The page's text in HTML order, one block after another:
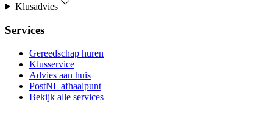
Klusadvies
Services
Gereedschap huren
Klusservice
Advies aan huis
PostNL afhaalpunt
Bekijk alle services